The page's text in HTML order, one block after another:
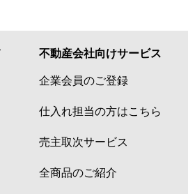
不動産会社向けサービス
企業会員のご登録
仕入れ担当の方はこちら
売主取次サービス
全商品のご紹介